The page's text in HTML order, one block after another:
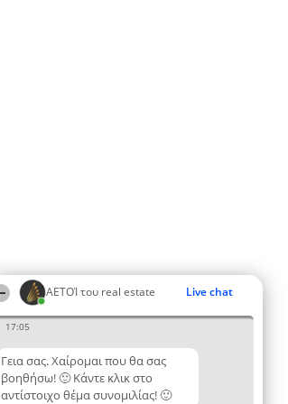
ΑΕΤΟΊ του real estate Live chat
17:05
Γεια σας. Χαίρομαι που θα σας
βοηθήσω! 🙂 Κάντε κλικ στο
αντίστοιχο θέμα συνομιλίας! 🙂